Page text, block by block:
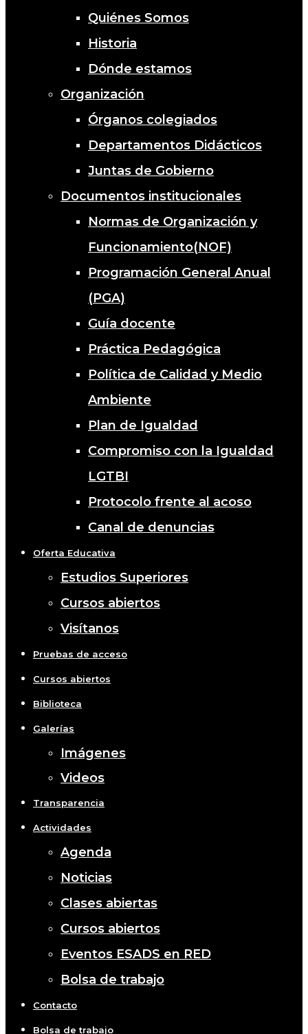
Quiénes Somos
Historia
Dónde estamos
Organización
Órganos colegiados
Departamentos Didácticos
Juntas de Gobierno
Documentos institucionales
Normas de Organización y
Funcionamiento(NOF)
Programación General Anual
(PGA)
Guía docente
Práctica Pedagógica
Política de Calidad y Medio
Ambiente
Plan de Igualdad
Compromiso con la Igualdad
LGTBI
Protocolo frente al acoso
Canal de denuncias
Oferta Educativa
Estudios Superiores
Cursos abiertos
Visítanos
Pruebas de acceso
Cursos abiertos
Biblioteca
Galerías
Imágenes
Videos
Transparencia
Actividades
Agenda
Noticias
Clases abiertas
Cursos abiertos
Eventos ESADS en RED
Bolsa de trabajo
Contacto
Bolsa de trabajo